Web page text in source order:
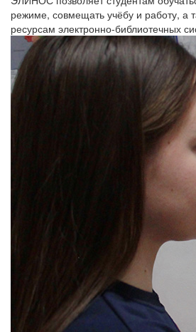
режиме, совмещать учёбу и работу, а
ресурсам электронно-библиотечных